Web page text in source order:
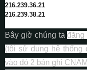
216.239.36.21
216.239.38.21
Bây giờ chúng ta đăng
(tôi sử dụng hệ thống
vào đó 2 bản ghi